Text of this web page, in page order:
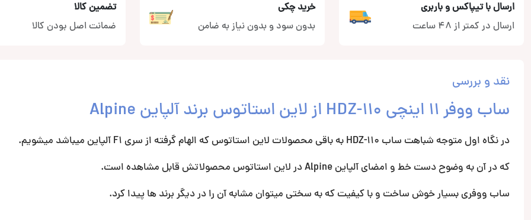
ارسال با تیپاکس و باربری
ارسال در کمتر از 48 ساعت
خرید چکی
بدون سود و بدون نیاز به ضامن
تضمین کالا
ضمانت اصل بودن کالا
نقد و بررسی
ساب ووفر 11 اینچی HDZ-110 از لاین استاتوس برند آلپاین Alpine
در نگاه اول متوجه شباهت ساب HDZ-110 به باقی محصولات لاین استاتوس که الهام گرفته از سری F1 آلپاین میباشد میشویم.
که در آن به وضوح دست خط و امضای آلپاین Alpine در لاین استاتوس محصولاتش قابل مشاهده است.
ساب ووفری بسیار خوش ساخت و با کیفیت که به سختی میتوان مشابه آن را در دیگر برند ها پیدا کرد.